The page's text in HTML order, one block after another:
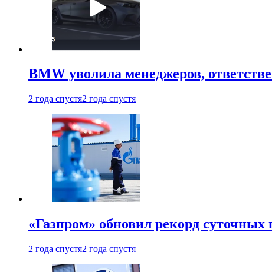
BMW уволила менеджеров,
2 года спустя2 года спустя
«Газпром» обновил рекорд
2 года спустя2 года спустя